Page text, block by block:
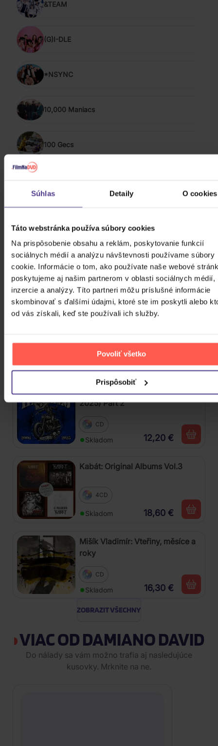
Súhlas Detaily O cookies
Táto webstránka používa súbory cookies
Na prispôsobenie obsahu a reklám, poskytovanie funkcií
sociálnych médií a analýzu návštevnosti používame súbory
cookie. Informácie o tom, ako používate naše webové
poskytujeme aj našim partnerom v oblasti sociálnych médií,
inzercie a analýzy. Títo partneri môžu príslušné informácie
skombinovať s ďalšími údajmi, ktoré ste im poskytli alebo
od vás získali, keď ste používali ich služby.
Povoliť všetko
Prispôsobiť
&TEAM
(G)I-DLE
*NSYNC
10,000 Maniacs
100 Gecs
ZOBRAZIŤ VŠETKÝCH
POP & ROCK 2020 - 2026
Bílá Lucie: Vzkaz pro Ježíška
CD
Skladom 11,80 €
Skladom 16,90 €
Harlej: Best Of 30 let (2006 -
2025) Part 2
CD
Skladom 12,20 €
Kabát: Original Albums Vol.3
4CD
Skladom 18,60 €
Mišík Vladimír: Vteřiny, měsíce a
roky
CD
Skladom 16,30 €
ZOBRAZIT VŠECHNY
VIAC OD DAMIANO DAVID
Do nálady sa vám možno trafia aj nasledujúce
kusovky. Mrknite na ne.